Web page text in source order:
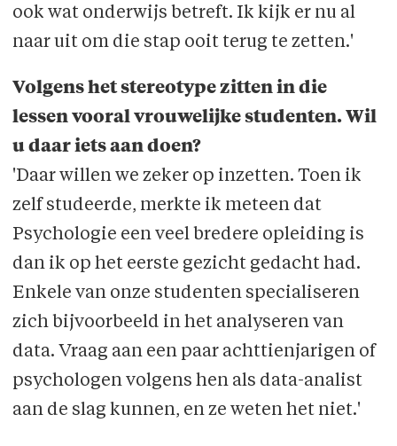
ook wat onderwijs betreft. Ik kijk er nu al
naar uit om die stap ooit terug te zetten.'
Volgens het stereotype zitten in die
lessen vooral vrouwelijke studenten. Wil
u daar iets aan doen?
'Daar willen we zeker op inzetten. Toen ik
zelf studeerde, merkte ik meteen dat
Psycho­logie een veel bredere opleiding is
dan ik op het eerste gezicht gedacht had.
Enkele van onze studenten specialiseren
zich bijvoorbeeld in het analyseren van
data. Vraag aan een paar achttienjarigen of
psychologen volgens hen als data-analist
aan de slag kunnen, en ze weten het niet.'